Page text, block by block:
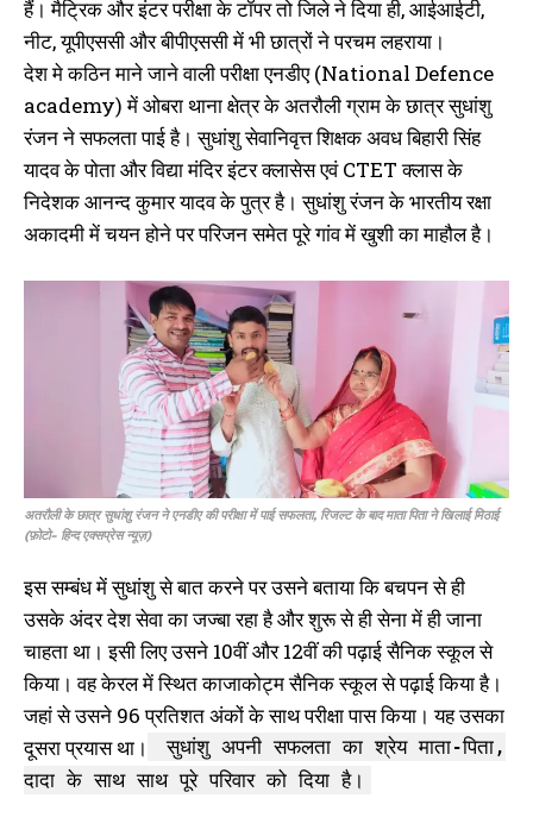
हैं। मैट्रिक और इंटर परीक्षा के टॉपर तो जिले ने दिया ही, आईआईटी,
नीट, यूपीएससी और बीपीएससी में भी छात्रों ने परचम लहराया।
देश मे कठिन माने जाने वाली परीक्षा एनडीए (National Defence
academy) में ओबरा थाना क्षेत्र के अतरौली ग्राम के छात्र सुधांशु
रंजन ने सफलता पाई है। सुधांशु सेवानिवृत्त शिक्षक अवध बिहारी सिंह
यादव के पोता और विद्या मंदिर इंटर क्लासेस एवं CTET क्लास के
निदेशक आनन्द कुमार यादव के पुत्र है। सुधांशु रंजन के भारतीय रक्षा
अकादमी में चयन होने पर परिजन समेत पूरे गांव में खुशी का माहौल है।
अतरौली के छात्र सुधांशु रंजन ने एनडीए की परीक्षा में पाई सफलता, रिजल्ट के बाद माता पिता ने खिलाई मिठाई
(फ़ोटो- हिन्द एक्सप्रेस न्यूज़)
इस सम्बंध में सुधांशु से बात करने पर उसने बताया कि बचपन से ही
उसके अंदर देश सेवा का जज्बा रहा है और शुरू से ही सेना में ही जाना
चाहता था। इसी लिए उसने 10वीं और 12वीं की पढ़ाई सैनिक स्कूल से
किया। वह केरल में स्थित काजाकोट्म सैनिक स्कूल से पढ़ाई किया है।
जहां से उसने 96 प्रतिशत अंकों के साथ परीक्षा पास किया। यह उसका
दूसरा प्रयास था।
सुधांशु अपनी सफलता का श्रेय माता-पिता,
दादा के साथ साथ पूरे परिवार को दिया है।